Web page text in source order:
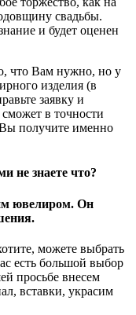
свадьбы.
и будет оценен
что Вам нужно, но у
изделия (в
заявку и
в точности
получите именно
не знаете что?
ювелиром. Он
можете выбрать
есть большой выбор
просьбе внесем
вставки, украсим